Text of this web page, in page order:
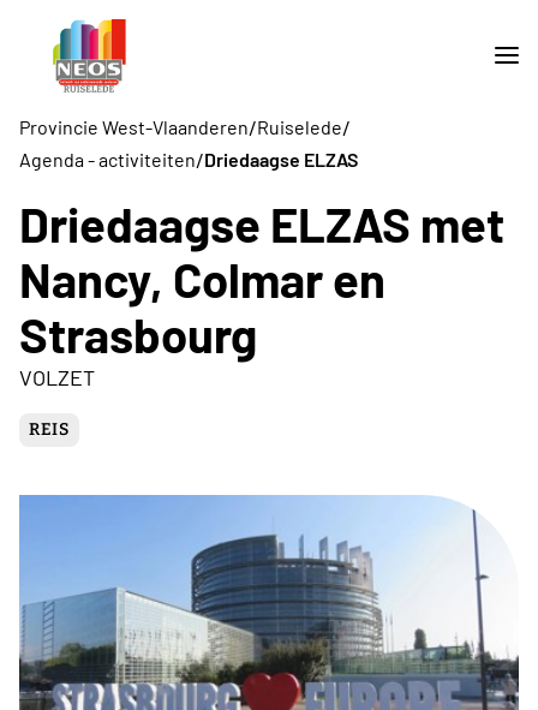
Provincie West-Vlaanderen/Ruiselede/
Agenda - activiteiten/Driedaagse ELZAS
Driedaagse ELZAS met
Nancy, Colmar en
Strasbourg
VOLZET
REIS